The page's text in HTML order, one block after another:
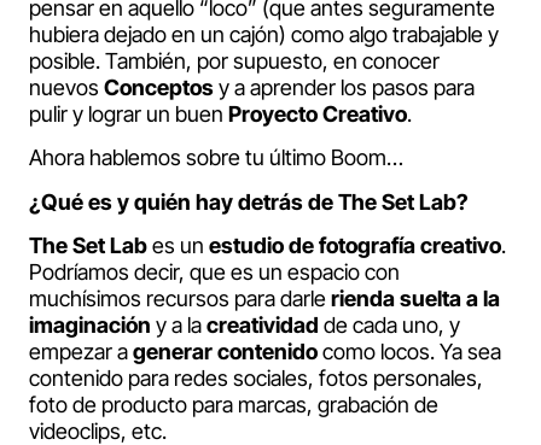
pensar en aquello “loco” (que antes seguramente
hubiera dejado en un cajón) como algo trabajable y
posible. También, por supuesto, en conocer
nuevos Conceptosy a aprender los pasos para
pulir y lograr un buen Proyecto Creativo.
Ahora hablemos sobre tu último Boom…
¿Qué es y quién hay detrás de The Set Lab?
The Set Labes un estudio de fotografía creativo.
Podríamos decir, que es un espacio con
muchísimos recursos para darlerienda suelta a la
imaginación y a lacreatividad de cada uno, y
empezar agenerar contenidocomo locos. Ya sea
contenido para redes sociales, fotos personales,
foto de producto para marcas, grabación de
videoclips, etc.